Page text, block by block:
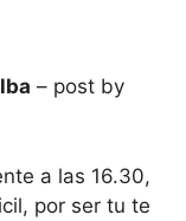
– post by
a las 16.30,
por ser tu te